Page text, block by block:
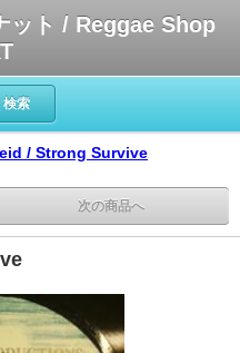
ット / Reggae Shop
検索
/ Strong Survive
次の商品へ